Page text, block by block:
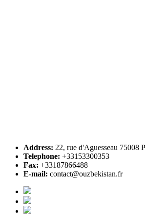
Address: 22, rue d'Aguesseau 75008
Telephone: +33153300353
Fax: +33187866488
E-mail: contact@ouzbekistan.fr